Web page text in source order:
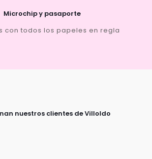
Microchip y pasaporte
con todos los papeles en regla
nuestros clientes de Villoldo